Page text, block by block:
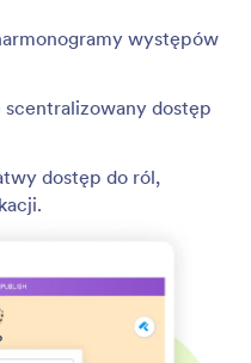
występów
dostęp
dostęp do ról,